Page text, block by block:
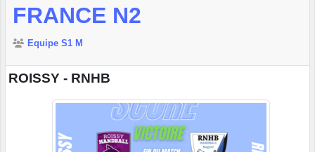
FRANCE N2
Equipe S1 M
ROISSY - RNHB